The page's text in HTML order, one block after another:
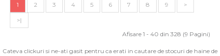
1 2 3 4 5 6 7 8 9 >
>|
Afisare 1 - 40 din 328 (9 Pagini)
Cateva clickuri si ne-ati gasit pentru ca erati in cautare de stocuri de haine de